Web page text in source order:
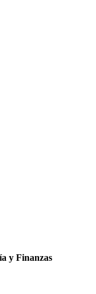
y Finanzas